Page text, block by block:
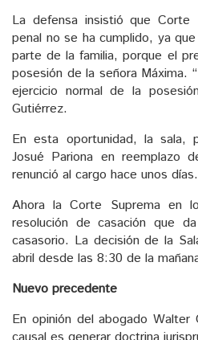
La defensa insistió que
penal no se ha cumplido, ya
parte de la familia, porque el
posesión de la señora Máxima.
ejercicio normal de la
Gutiérrez.
En esta oportunidad, la sala,
Josué Pariona en reemplazo
renunció al cargo hace unos días.
Ahora la Corte Suprema en
resolución de casación que
casasorio. La decisión de la
abril desde las 8:30 de la
Nuevo precedente
En opinión del abogado